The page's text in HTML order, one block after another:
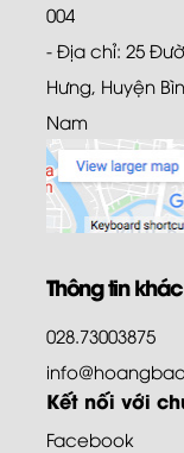
004
- Địa chỉ: 25
Hưng, Huyện
Nam
Thông tin khác
028.73003875
Kết nối với
Facebook